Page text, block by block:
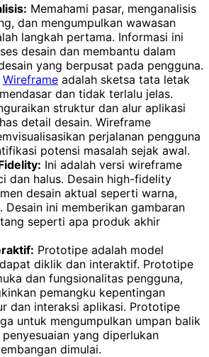
Memahami pasar, menganalisis
dan mengumpulkan wawasan
langkah pertama. Informasi ini
desain dan membantu dalam
yang berpusat pada pengguna.
Wireframe adalah sketsa tata letak
dan tidak terlalu jelas.
struktur dan alur aplikasi
detail desain. Wireframe
perjalanan pengguna
potensi masalah sejak awal.
Ini adalah versi wireframe
dan halus. Desain high-fidelity
desain aktual seperti warna,
Desain ini memberikan gambaran
seperti apa produk akhir
Prototipe adalah model
diklik dan interaktif. Prototipe
dan fungsionalitas pengguna,
pemangku kepentingan
dan interaksi aplikasi. Prototipe
untuk mengumpulkan umpan balik
yang diperlukan
dimulai.